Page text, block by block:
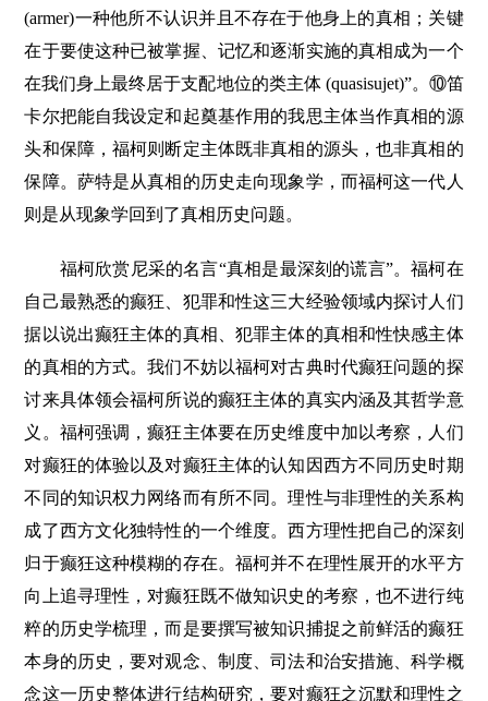
(armer)一种他所不认识并且不存在于他身上的真相；关键
在于要使这种已被掌握、记忆和逐渐实施的真相成为一个
在我们身上最终居于支配地位的类主体 (quasisujet)”。⑩笛
卡尔把能自我设定和起奠基作用的我思主体当作真相的源
头和保障，福柯则断定主体既非真相的源头，也非真相的
保障。萨特是从真相的历史走向现象学，而福柯这一代人
则是从现象学回到了真相历史问题。
福柯欣赏尼采的名言“真相是最深刻的谎言”。福柯在
自己最熟悉的癫狂、犯罪和性这三大经验领域内探讨人们
据以说出癫狂主体的真相、犯罪主体的真相和性快感主体
的真相的方式。我们不妨以福柯对古典时代癫狂问题的探
讨来具体领会福柯所说的癫狂主体的真实内涵及其哲学意
义。福柯强调，癫狂主体要在历史维度中加以考察，人们
对癫狂的体验以及对癫狂主体的认知因西方不同历史时期
不同的知识权力网络而有所不同。理性与非理性的关系构
成了西方文化独特性的一个维度。西方理性把自己的深刻
归于癫狂这种模糊的存在。福柯并不在理性展开的水平方
向上追寻理性，对癫狂既不做知识史的考察，也不进行纯
粹的历史学梳理，而是要撰写被知识捕捉之前鲜活的癫狂
本身的历史，要对观念、制度、司法和治安措施、科学概
念这一历史整体进行结构研究，要对癫狂之沉默和理性之